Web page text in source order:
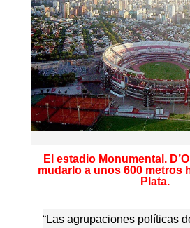
El estadio Monumental.
mudarlo a unos 600 metros
Plata.
“Las agrupaciones políticas